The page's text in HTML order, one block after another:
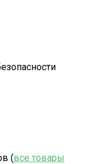
(все товары